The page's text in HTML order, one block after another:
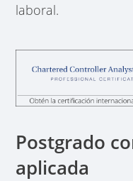
laboral.
Postgrado
aplicada